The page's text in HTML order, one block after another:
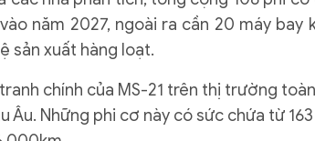
năm 2027, ngoài ra cần 20 máy
sản xuất hàng loạt.
chính của MS-21 trên thị trường
Âu. Những phi cơ này có sức chứa từ